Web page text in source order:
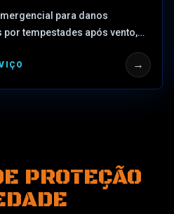
para danos
por tempestades após vento,
aberturas quebradas,
→
PROTEÇÃO